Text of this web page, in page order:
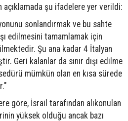
açıklamada şu ifadelere yer verildi:
sonlandırmak ve bu sahte
edilmesini tamamlamak için
Şu ana kadar 4 İtalyan
Geri kalanlar da sınır dışı edilme
mümkün olan en kısa sürede
göre, İsrail tarafından alıkonulan
yüksek olduğu ancak bazı